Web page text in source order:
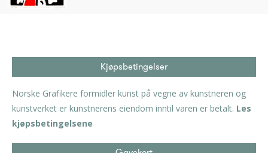
Kjøpsbetingelser
Norske Grafikere formidler kunst på vegne av kunstneren og
kunstverket er kunstnerens eiendom inntil varen er betalt. Les
kjøpsbetingelsene